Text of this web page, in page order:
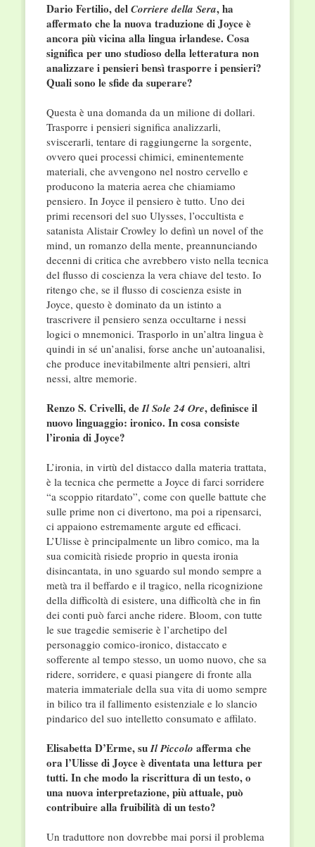
Dario Fertilio, delCorriere della Sera, ha
affermato che la nuova traduzione di Joyce è
ancora più vicina alla lingua irlandese. Cosa
significa per uno studioso della letteratura non
analizzare i pensieri bensì trasporre i pensieri?
Quali sono le sfide da superare?
Questa è una domanda da un milione di dollari.
Trasporre i pensieri significa analizzarli,
sviscerarli, tentare di raggiungerne la sorgente,
ovvero quei processi chimici, eminentemente
materiali, che avvengono nel nostro cervello e
producono la materia aerea che chiamiamo
pensiero. In Joyce il pensiero è tutto. Uno dei
primi recensori del suo Ulysses, l’occultista e
satanista Alistair Crowley lo definì un novel of the
mind, un romanzo della mente, preannunciando
decenni di critica che avrebbero visto nella tecnica
del flusso di coscienza la vera chiave del testo. Io
ritengo che, se il flusso di coscienza esiste in
Joyce, questo è dominato da un istinto a
trascrivere il pensiero senza occultarne i nessi
logici o mnemonici. Trasporlo in un’altra lingua è
quindi in sé un’analisi, forse anche un’autoanalisi,
che produce inevitabilmente altri pensieri, altri
nessi, altre memorie.
Renzo S. Crivelli, deIlSole 24 Ore, definisce il
nuovo linguaggio: ironico. In cosa consiste
l’ironia di Joyce?
L’ironia, in virtù del distacco dalla materia trattata,
è la tecnica che permette a Joyce di farci sorridere
“a scoppio ritardato”, come con quelle battute che
sulle prime non ci divertono, ma poi a ripensarci,
ci appaiono estremamente argute ed efficaci.
L’Ulisse è principalmente un libro comico, ma la
sua comicità risiede proprio in questa ironia
disincantata, in uno sguardo sul mondo sempre a
metà tra il beffardo e il tragico, nella ricognizione
della difficoltà di esistere, una difficoltà che in fin
dei conti può farci anche ridere. Bloom, con tutte
le sue tragedie semiserie è l’archetipo del
personaggio comico-ironico, distaccato e
sofferente al tempo stesso, un uomo nuovo, che sa
ridere, sorridere, e quasi piangere di fronte alla
materia immateriale della sua vita di uomo sempre
in bilico tra il fallimento esistenziale e lo slancio
pindarico del suo intelletto consumato e affilato.
Elisabetta D’Erme, suIl Piccolo afferma che
ora l’Ulisse di Joyce è diventata una lettura per
tutti. In che modo la riscrittura di un testo, o
una nuova interpretazione, più attuale, può
contribuire alla fruibilità di un testo?
Un traduttore non dovrebbe mai porsi il problema